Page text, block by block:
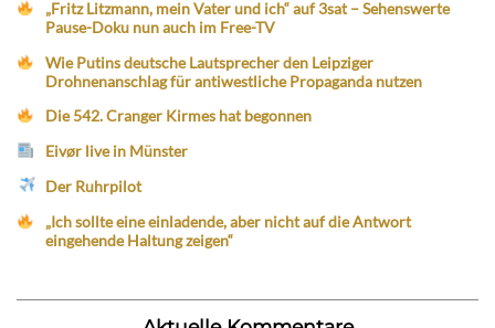
„Fritz Litzmann, mein Vater und ich“ auf 3sat – Sehenswerte
Pause-Doku nun auch im Free-TV
Wie Putins deutsche Lautsprecher den Leipziger
Drohnenanschlag für antiwestliche Propaganda nutzen
Die 542. Cranger Kirmes hat begonnen
Eivør live in Münster
Der Ruhrpilot
„Ich sollte eine einladende, aber nicht auf die Antwort
eingehende Haltung zeigen“